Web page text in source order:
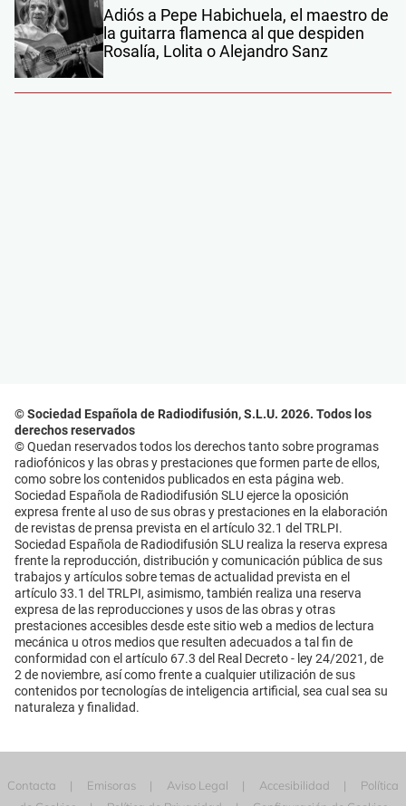
Adiós a Pepe Habichuela, el maestro de
la guitarra flamenca al que despiden
Rosalía, Lolita o Alejandro Sanz
© Sociedad Española de Radiodifusión, S.L.U. 2026. Todos los
derechos reservados
© Quedan reservados todos los derechos tanto sobre programas
radiofónicos y las obras y prestaciones que formen parte de ellos,
como sobre los contenidos publicados en esta página web.
Sociedad Española de Radiodifusión SLU ejerce la oposición
expresa frente al uso de sus obras y prestaciones en la elaboración
de revistas de prensa prevista en el artículo 32.1 del TRLPI.
Sociedad Española de Radiodifusión SLU realiza la reserva expresa
frente la reproducción, distribución y comunicación pública de sus
trabajos y artículos sobre temas de actualidad prevista en el
artículo 33.1 del TRLPI, asimismo, también realiza una reserva
expresa de las reproducciones y usos de las obras y otras
prestaciones accesibles desde este sitio web a medios de lectura
mecánica u otros medios que resulten adecuados a tal fin de
conformidad con el artículo 67.3 del Real Decreto - ley 24/2021, de
2 de noviembre, así como frente a cualquier utilización de sus
contenidos por tecnologías de inteligencia artificial, sea cual sea su
naturaleza y finalidad.
Contacta Emisoras Aviso Legal Accesibilidad
Política